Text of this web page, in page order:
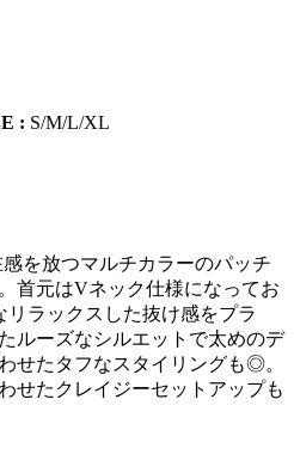
: S/M/L/XL
を放つマルチカラーのパッチ
首元はVネック仕様になってお
リラックスした抜け感をプラ
ルーズなシルエットで太めのデ
せたタフなスタイリングも◎。
せたクレイジーセットアップも